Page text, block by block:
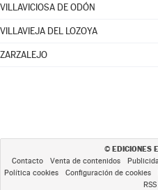
VILLAVICIOSA DE ODÓN
VILLAVIEJA DEL LOZOYA
ZARZALEJO
© EDICIONES
Contacto Venta de contenidos
Política cookies
Configuración de cookies
RSS